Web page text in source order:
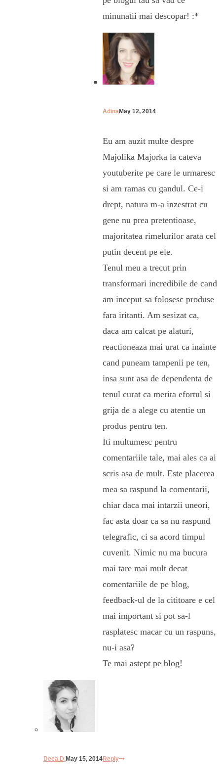
minunatii mai descopar! :*
AdinaMay 12, 2014
Eu am auzit multe despre
Majolika Majorka la cateva
youtuberite pe care le urmaresc
si am ramas cu gandul. Ce-i
drept, natura m-a inzestrat cu
gene nu prea pretentioase,
majoritatea rimelurilor arata cel
putin decent pe ele.
Tenul meu a trecut prin
transformari incredibile de cand
am inceput sa folosesc produse
fara iritanti. Am sesizat ca,
daca am calcat pe alaturi,
reactioneaza mai urat ca inainte
cand puneam tampenii pe ten,
insa sunt asa de dependenta de
tenul curat ca merita efortul si
grija de a alege cu atentie un
produs pentru ten.
Iti multumesc pentru
comentariile tale, mai ales ca ai
scris asa de mult. Este placerea
mea sa raspund la comentarii,
chiar daca mai intarzii uneori,
fac asta doar ca sa nu raspund
telegrafic, ci sa acord timpul
cuvenit. Nimic nu ma bucura
mai tare mai mult decat
comentariile de pe blog,
feedback-ul de la cititoare e cel
mai important si pot sa-l
rasplatesc macar cu un raspuns,
nu-i asa?
Te mai astept pe blog!
Deea D.May 15, 2014Reply